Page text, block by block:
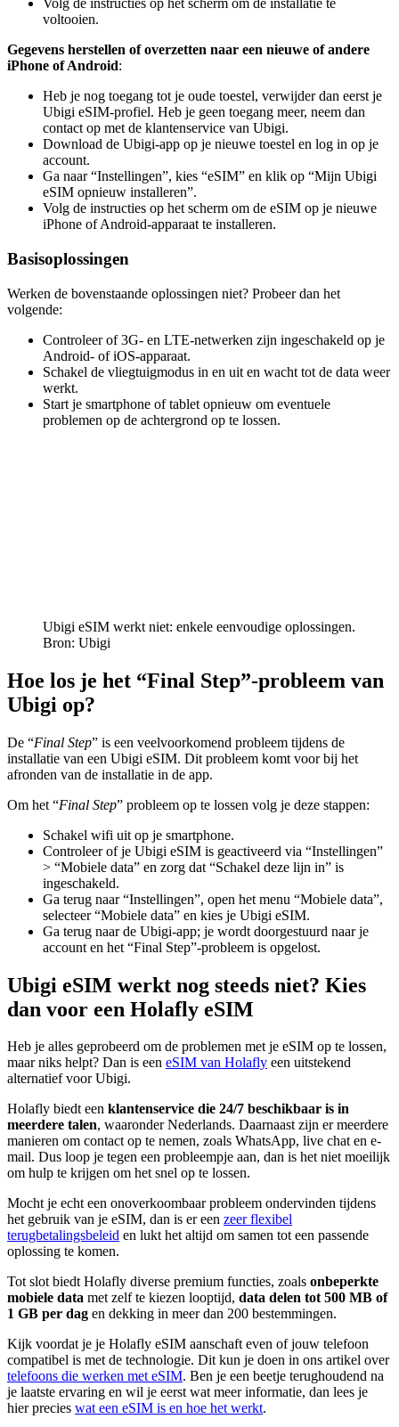
Volg de instructies op het scherm om de installatie te
voltooien.
Gegevens herstellen of overzetten naar een nieuwe of andere
iPhone of Android:
Heb je nog toegang tot je oude toestel, verwijder dan eerst je
Ubigi eSIM-profiel. Heb je geen toegang meer, neem dan
contact op met de klantenservice van Ubigi.
Download de Ubigi-app op je nieuwe toestel en log in op je
account.
Ga naar “Instellingen”, kies “eSIM” en klik op “Mijn Ubigi
eSIM opnieuw installeren”.
Volg de instructies op het scherm om de eSIM op je nieuwe
iPhone of Android-apparaat te installeren.
Basisoplossingen
Werken de bovenstaande oplossingen niet? Probeer dan het
volgende:
Controleer of 3G- en LTE-netwerken zijn ingeschakeld op je
Android- of iOS-apparaat.
Schakel de vliegtuigmodus in en uit en wacht tot de data weer
werkt.
Start je smartphone of tablet opnieuw om eventuele
problemen op de achtergrond op te lossen.
Ubigi eSIM werkt niet: enkele eenvoudige oplossingen.
Bron: Ubigi
Hoe los je het “Final Step”-probleem van
Ubigi op?
De “Final Step” is een veelvoorkomend probleem tijdens de
installatie van een Ubigi eSIM. Dit probleem komt voor bij het
afronden van de installatie in de app.
Om het “Final Step” probleem op te lossen volg je deze stappen:
Schakel wifi uit op je smartphone.
Controleer of je Ubigi eSIM is geactiveerd via “Instellingen”
> “Mobiele data” en zorg dat “Schakel deze lijn in” is
ingeschakeld.
Ga terug naar “Instellingen”, open het menu “Mobiele data”,
selecteer “Mobiele data” en kies je Ubigi eSIM.
Ga terug naar de Ubigi-app; je wordt doorgestuurd naar je
account en het “Final Step”-probleem is opgelost.
Ubigi eSIM werkt nog steeds niet? Kies
dan voor een Holafly eSIM
Heb je alles geprobeerd om de problemen met je eSIM op te lossen,
maar niks helpt? Dan is een eSIM van Holafly een uitstekend
alternatief voor Ubigi.
Holafly biedt een klantenservice die 24/7 beschikbaar is in
meerdere talen, waaronder Nederlands. Daarnaast zijn er meerdere
manieren om contact op te nemen, zoals WhatsApp, live chat en e-
mail. Dus loop je tegen een probleempje aan, dan is het niet moeilijk
om hulp te krijgen om het snel op te lossen.
Mocht je echt een onoverkoombaar probleem ondervinden tijdens
het gebruik van je eSIM, dan is er een zeer flexibel
terugbetalingsbeleid en lukt het altijd om samen tot een passende
oplossing te komen.
Tot slot biedt Holafly diverse premium functies, zoals onbeperkte
mobiele data met zelf te kiezen looptijd, data delen tot 500 MB of
1 GB per dag en dekking in meer dan 200 bestemmingen.
Kijk voordat je je Holafly eSIM aanschaft even of jouw telefoon
compatibel is met de technologie. Dit kun je doen in ons artikel over
telefoons die werken met eSIM. Ben je een beetje terughoudend na
je laatste ervaring en wil je eerst wat meer informatie, dan lees je
hier precies wat een eSIM is en hoe het werkt.